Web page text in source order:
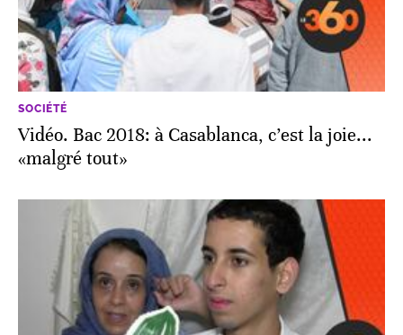
SOCIÉTÉ
Vidéo. Bac 2018: à Casablanca, c’est la joie...
«malgré tout»